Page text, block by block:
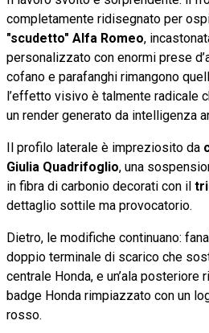
completamente ridisegnato per
"scudetto" Alfa Romeo,
personalizzato con enormi prese
cofano e parafanghi rimangono
l’effetto visivo è talmente radicale
un render generato da intelligenza
Il profilo laterale è impreziosito da
Giulia Quadrifoglio, una
in fibra di carbonio decorati con il
dettaglio sottile ma provocatorio.
Dietro, le modifiche continuano:
doppio terminale di scarico che
centrale Honda, e un’ala
badge Honda rimpiazzato con un
rosso.